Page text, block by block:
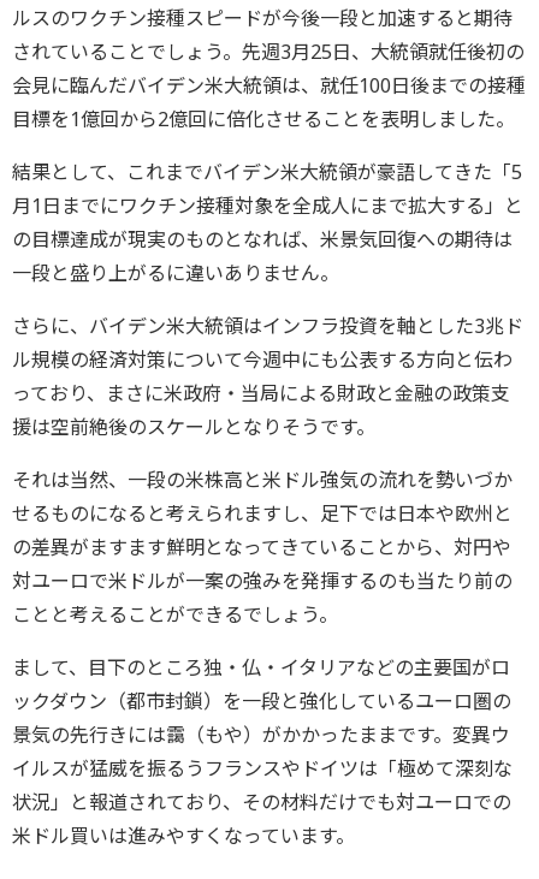
ルスのワクチン接種スピードが今後一段と加速すると期待
されていることでしょう。先週3月25日、大統領就任後初の
会見に臨んだバイデン米大統領は、就任100日後までの接種
目標を1億回から2億回に倍化させることを表明しました。
結果として、これまでバイデン米大統領が豪語してきた「5
月1日までにワクチン接種対象を全成人にまで拡大する」と
の目標達成が現実のものとなれば、米景気回復への期待は
一段と盛り上がるに違いありません。
さらに、バイデン米大統領はインフラ投資を軸とした3兆ド
ル規模の経済対策について今週中にも公表する方向と伝わ
っており、まさに米政府・当局による財政と金融の政策支
援は空前絶後のスケールとなりそうです。
それは当然、一段の米株高と米ドル強気の流れを勢いづか
せるものになると考えられますし、足下では日本や欧州と
の差異がますます鮮明となってきていることから、対円や
対ユーロで米ドルが一案の強みを発揮するのも当たり前の
ことと考えることができるでしょう。
まして、目下のところ独・仏・イタリアなどの主要国がロ
ックダウン（都市封鎖）を一段と強化しているユーロ圏の
景気の先行きには靄（もや）がかかったままです。変異ウ
イルスが猛威を振るうフランスやドイツは「極めて深刻な
状況」と報道されており、その材料だけでも対ユーロでの
米ドル買いは進みやすくなっています。